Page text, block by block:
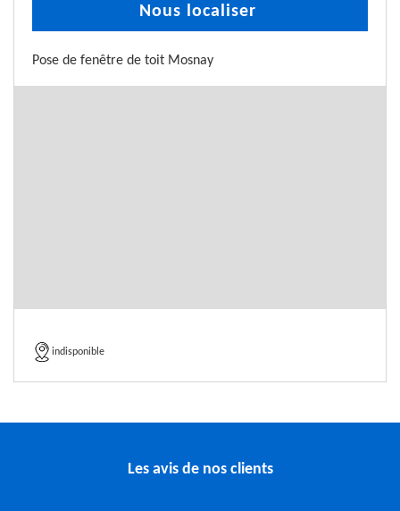
Nous localiser
Pose de fenêtre de toit Mosnay
indisponible
Les avis de nos clients